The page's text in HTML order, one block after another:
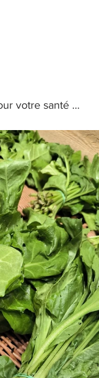
votre santé …